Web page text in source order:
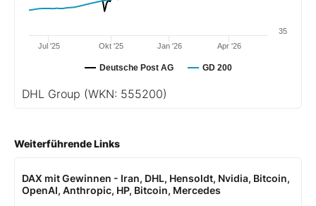
Deutsche Post AG GD 200
Jul '25 Jan '26
Okt '25 Apr '26
35
DHL Group (WKN: 555200)
Weiterführende Links
DAX mit Gewinnen - Iran, DHL, Hensoldt, Nvidia, Bitcoin,
OpenAI, Anthropic, HP, Bitcoin, Mercedes